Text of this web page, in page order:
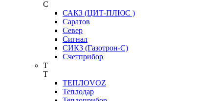
С
САКЗ (ЦИТ-ПЛЮС )
Саратов
Север
Сигнал
СИКЗ (Газотрон-С)
Счетприбор
Т
Т
ТЕПЛОVOZ
Теплодар